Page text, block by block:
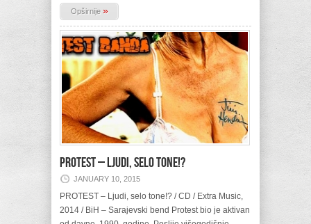
Opširnije »
PROTEST – Ljudi, selo tone!?
JANUARY 10, 2015
PROTEST – Ljudi, selo tone!? / CD / Extra Music,
2014 / BiH – Sarajevski bend Protest bio je aktivan